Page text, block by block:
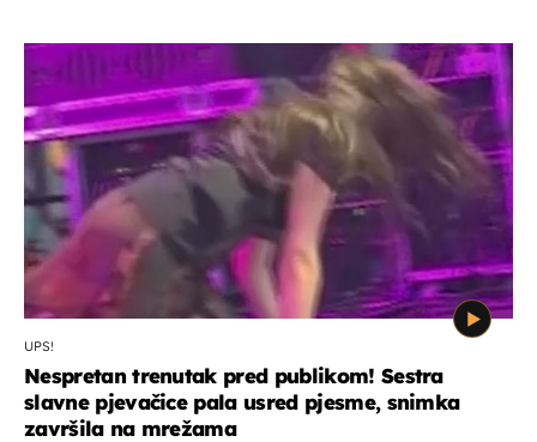
UPS!
Nespretan trenutak pred publikom! Sestra
slavne pjevačice pala usred pjesme, snimka
završila na mrežama